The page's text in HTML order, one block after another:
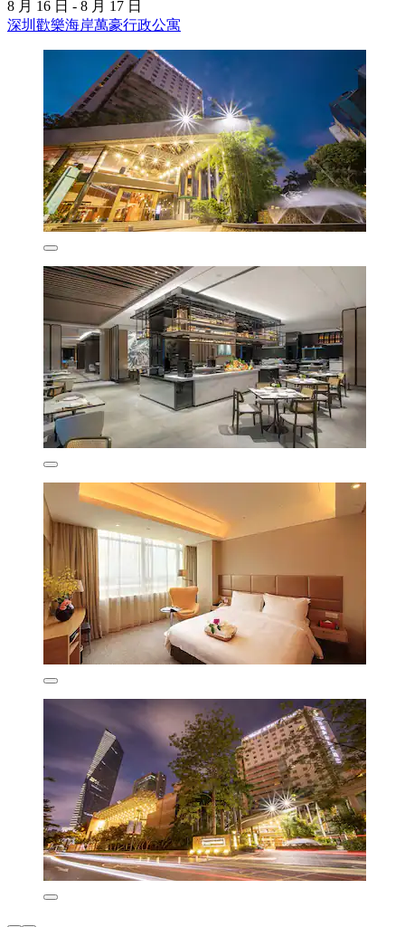
8 月 16 日 - 8 月 17 日
深圳歡樂海岸萬豪行政公寓